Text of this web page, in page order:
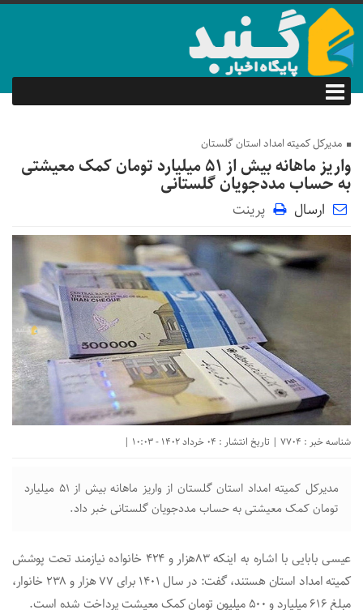
مدیرکل کمیته امداد استان گلستان
واریز ماهانه بیش از ۵۱ میلیارد تومان کمک معیشتی
به حساب مددجویان گلستانی
ارسال پرینت
شناسه خبر : 7704 | تاریخ انتشار : 04 خرداد 1402 - 10:03 |
مدیرکل کمیته امداد استان گلستان از واریز ماهانه بیش از ۵۱ میلیارد
تومان کمک معیشتی به حساب مددجویان گلستانی خبر داد.
عیسی بابایی با اشاره به اینکه ۸۳هزار و ۴۲۴ خانواده نیازمند تحت پوشش
کمیته امداد استان هستند، گفت: در سال ۱۴۰۱ برای ۷۷ هزار و ۲۳۸ خانوار،
مبلغ ۶۱۶ میلیارد و ۵۰۰ میلیون تومان کمک معیشت پرداخت شده است.